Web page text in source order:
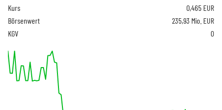
Kurs 0,465 EUR
Börsenwert
235,93 Mio. EUR
KGV
0